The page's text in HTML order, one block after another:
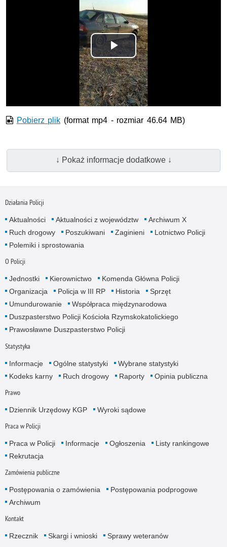
Odtwórz
wideo
Pobierz plik (format mp4 - rozmiar 46.64 MB)
↓ Pokaż informacje dodatkowe ↓
Działania Policji
Aktualności Aktualności z województw
Archiwum X
Ruch drogowy
Poszukiwani Zaginieni
Lotnictwo Policji
Polemiki i sprostowania
O Policji
Jednostki Kierownictwo
Komenda Główna Policji
Organizacja
Policja w III RP Historia
Sprzęt
Umundurowanie
Współpraca międzynarodowa
Duszpasterstwo Policji Kościoła Rzymskokatolickiego
Prawosławne Duszpasterstwo Policji
Statystyka
Informacje Ogólne statystyki
Wybrane statystyki
Kodeks karny
Ruch drogowy Raporty Opinia publiczna
Prawo
Dziennik Urzędowy KGP Wyroki sądowe
Praca w Policji
Praca w Policji Informacje Ogłoszenia
Listy rankingowe
Rekrutacja
Zamówienia publiczne
Postępowania o zamówienia
Postępowania podprogowe
Archiwum
Kontakt
Rzecznik Skargi i wnioski Sprawy weteranów